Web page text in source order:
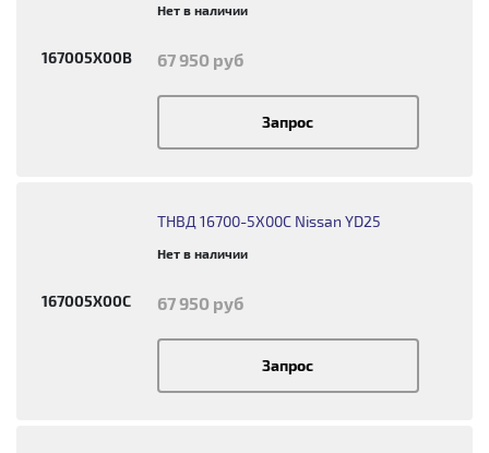
167005X00B
Нет в наличии
67 950 руб
Запрос
167005X00C
ТНВД 16700-5X00C Nissan YD25
Нет в наличии
67 950 руб
Запрос